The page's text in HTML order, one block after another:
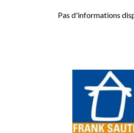
Pas d'informations